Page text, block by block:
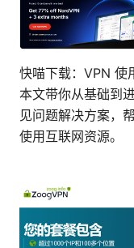
快喵下载：VPN 使
本文带你从基础到
见问题解决方案，
使用互联网资源。